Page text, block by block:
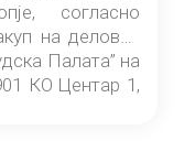
согласно
на деловен
Палата” на
КО Центар 1,